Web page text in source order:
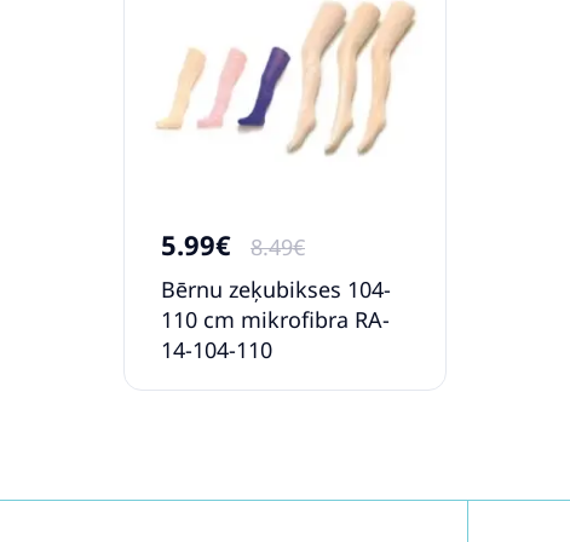
5.99€
8.49€
Bērnu zeķubikses 104-
110 cm mikrofibra RA-
14-104-110